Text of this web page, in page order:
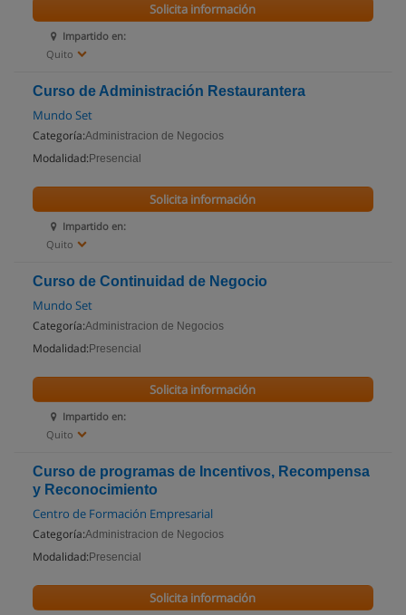
Impartido en:
Quito
Solicita información
Curso de Administración Restaurantera
Mundo Set
Categoría:Administracion de Negocios
Modalidad: Presencial
Impartido en:
Quito
Solicita información
Curso de Continuidad de Negocio
Mundo Set
Categoría:Administracion de Negocios
Modalidad: Presencial
Impartido en:
Quito
Solicita información
Curso de programas de Incentivos, Recompensa
y Reconocimiento
Centro de Formación Empresarial
Categoría:Administracion de Negocios
Modalidad: Presencial
Solicita información